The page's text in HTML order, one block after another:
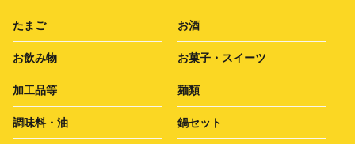
たまご お酒
お飲み物 お菓子・スイーツ
加工品等 麺類
調味料・油 鍋セット